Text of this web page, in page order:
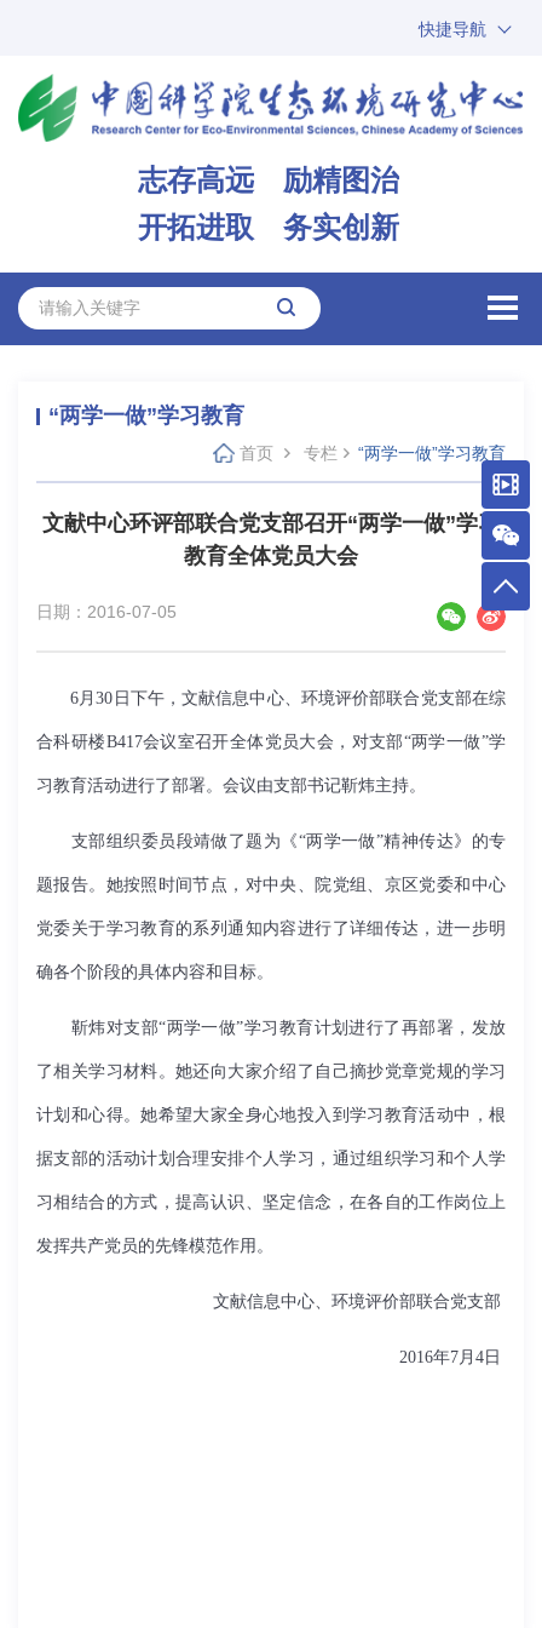
快捷导航
ARP
邮箱
志存高远 励精图治
开拓进取 务实创新
“两学一做”学习教育
首页 专栏 “两学一做”学习教育
文献中心环评部联合党支部召开“两学一做”学习
教育全体党员大会
日期：2016-07-05
6 月30 日下午，文献信息中心、环境评价部联合党支部在综
合科研楼B417会议室召开全体党员大会，对支部“两学一做”学
习教育活动进行了部署。会议由支部书记靳炜主持。
支部组织委员段靖做了题为《“两学一做”精神传达》的专
题报告。她按照时间节点，对中央、院党组、京区党委和中心
党委关于学习教育的系列通知内容进行了详细传达，进一步明
确各个阶段的具体内容和目标。
靳炜对支部“两学一做”学习教育计划进行了再部署，发放
了相关学习材料。她还向大家介绍了自己摘抄党章党规的学习
计划和心得。她希望大家全身心地投入到学习教育活动中，根
据支部的活动计划合理安排个人学习，通过组织学习和个人学
习相结合的方式，提高认识、坚定信念，在各自的工作岗位上
发挥共产党员的先锋模范作用。
文献信息中心、环境评价部联合党支部
2016年7 月 4日